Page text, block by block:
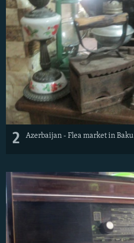
2 Azerbaijan - Flea market in Baku